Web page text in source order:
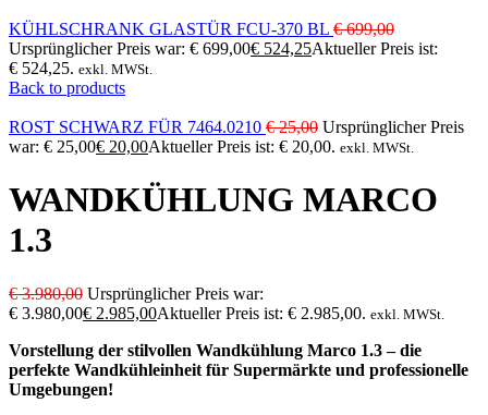
KÜHLSCHRANK GLASTÜR FCU-370 BL €699,00
Ursprünglicher Preis war: € 699,00€ 524,25Aktueller Preis ist:
€ 524,25. exkl. MWSt.
Back to products
ROST SCHWARZ FÜR 7464.0210 €25,00 Ursprünglicher Preis
war: € 25,00€ 20,00Aktueller Preis ist: € 20,00. exkl. MWSt.
WANDKÜHLUNG MARCO
1.3
€3.980,00 Ursprünglicher Preis war:
€ 3.980,00€ 2.985,00Aktueller Preis ist: € 2.985,00. exkl. MWSt.
Vorstellung der stilvollen Wandkühlung Marco 1.3 – die
perfekte Wandkühleinheit für Supermärkte und professionelle
Umgebungen!